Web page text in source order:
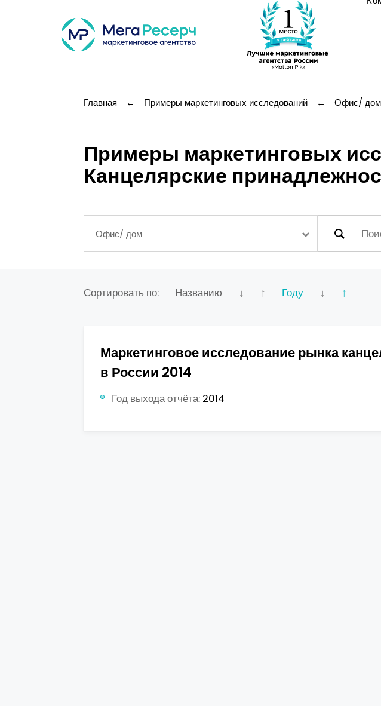
Главная ← Примеры маркетинговых исследований ← Офис/ дом
Примеры маркетинговых
Канцелярские
Офис/ дом
Сортировать по: Названию ↓ ↑ Году ↓ ↑
Маркетинговое исследование рынка
в России 2014
Год выхода отчёта: 2014